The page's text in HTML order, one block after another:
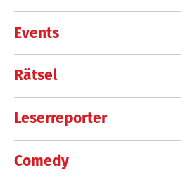
Events
Rätsel
Leserreporter
Comedy